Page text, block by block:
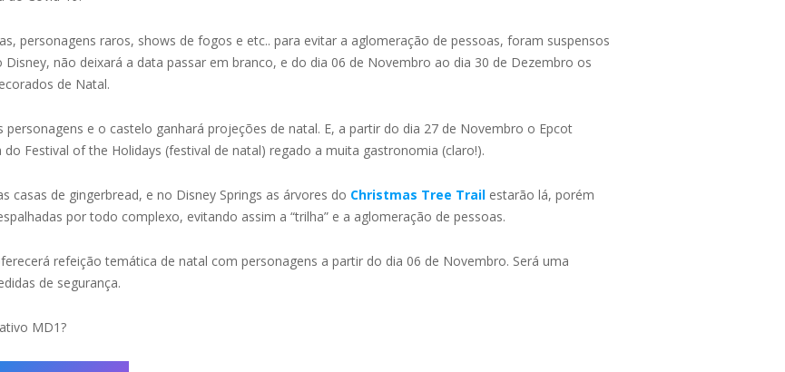
personagens raros, shows de fogos e etc.. para evitar a aglomeração de pessoas, foram suspensos
não deixará a data passar em branco, e do dia 06 de Novembro ao dia 30 de Dezembro os
de Natal.
e o castelo ganhará projeções de natal. E, a partir do dia 27 de Novembro o Epcot
Festival of the Holidays (festival de natal) regado a muita gastronomia (claro!).
casas de gingerbread, e no Disney Springs as árvores do Christmas Tree Trail estarão lá, porém
por todo complexo, evitando assim a “trilha” e a aglomeração de pessoas.
refeição temática de natal com personagens a partir do dia 06 de Novembro. Será uma
de segurança.
MD1?